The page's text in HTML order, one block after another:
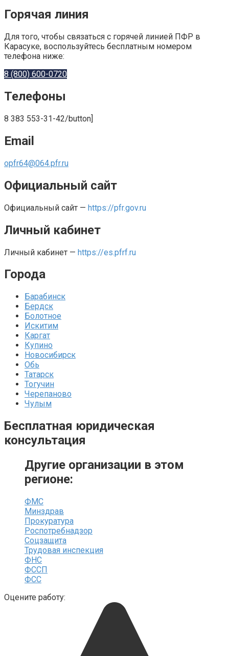
Горячая линия
Для того, чтобы связаться с горячей линией ПФР в
Карасуке, воспользуйтесь бесплатным номером
телефона ниже:
8 (800) 600-0720
Телефоны
8 383 553-31-42/button]
Email
opfr64@064.pfr.ru
Официальный сайт
Официальный сайт — https://pfr.gov.ru
Личный кабинет
Личный кабинет — https://es.pfrf.ru
Города
Барабинск
Бердск
Болотное
Искитим
Каргат
Купино
Новосибирск
Обь
Татарск
Тогучин
Черепаново
Чулым
Бесплатная юридическая
консультация
Другие организации в этом
регионе:
ФМС
Минздрав
Прокуратура
Роспотребнадзор
Соцзащита
Трудовая инспекция
ФНС
ФССП
ФСС
Оцените работу: